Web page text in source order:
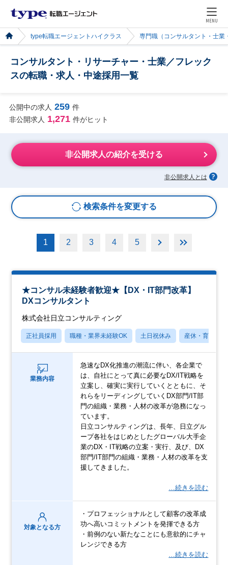
MENU
type転職エージェントハイクラス 専門職（コンサルタント・士業
コンサルタント・リサーチャー・士業／フレック
スの転職・求人・中途採用一覧
公開中の求人 259 件
非公開求人 1,271 件がヒット
非公開求人の紹介を受ける
非公開求人とは
検索条件を変更する
1 2 3 4 5
★コンサル未経験者歓迎★【DX・IT部門改革】
DXコンサルタント
株式会社日立コンサルティング
正社員採用 職種・業界未経験OK 土日祝休み 産休・育休あり
業務内容
急速なDX化推進の潮流に伴い、各企業で
は、自社にとって真に必要なDX/IT戦略を
立案し、確実に実行していくとともに、そ
れらをリーディングしていくDX部門/IT部
門の組織・業務・人材の改革が急務になっ
ています。
日立コンサルティングは、長年、日立グル
ープ各社をはじめとしたグローバル大手企
業のDX・IT戦略の立案・実行、及び、DX
部門/IT部門の組織・業務・人材の改革を支
援してきました。
…続きを読む
対象となる方
・プロフェッショナルとして顧客の改革成
功へ高いコミットメントを発揮できる方
・前例のない新たなことにも意欲的にチャ
レンジできる方
…続きを読む